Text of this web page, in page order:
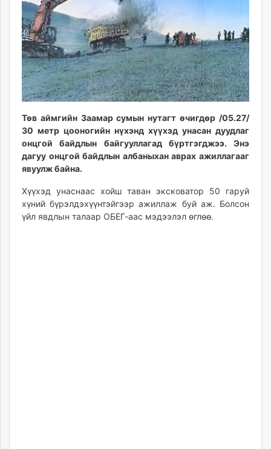
unuudur.mn
isee.mn
mglradio.com
fact.mn
itoim.mn
tumen.mn
shuum.mn
times.mn
tvmongolia.mn
mass.mn
unegui.mn
assa.mn
toim.mn
tac.mn
paparazzi.mn
Төв аймгийн Заамар сумын нутагт өчигдөр /05.27/
30 метр цооногийн нүхэнд хүүхэд унасан дуудлаг
онцгой байдлын байгууллагад бүртгэгджээ. Энэ
дагуу онцгой байдлын албаныхан аврах ажиллагааг
явуулж байна.
Хүүхэд унаснаас хойш таван эксковатор 50 гаруй
хүний бүрэлдэхүүнтэйгээр ажиллаж буй аж. Болсон
үйл явдлын талаар ОБЕГ-аас мэдээлэл өглөө.